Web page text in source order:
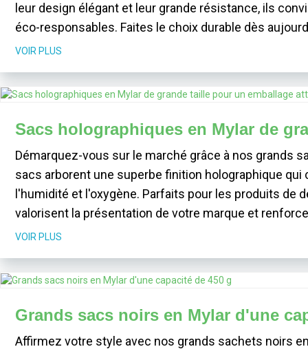
leur design élégant et leur grande résistance, ils
éco-responsables. Faites le choix durable dès
VOIR PLUS
Sacs holographiques en Mylar de
Démarquez-vous sur le marché grâce à nos grands
sacs arborent une superbe finition holographique
l'humidité et l'oxygène. Parfaits pour les produits de
valorisent la présentation de votre marque et
VOIR PLUS
Grands sacs noirs en Mylar d'une
Affirmez votre style avec nos grands sachets noirs